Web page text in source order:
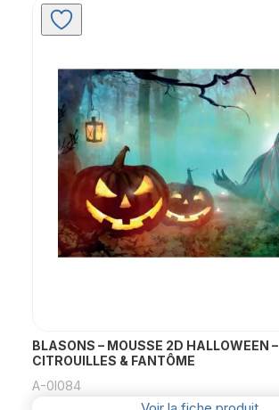
BLASONS – MOUSSE 2D HALLOWEEN –
CITROUILLES & FANTÔME
A-0l084